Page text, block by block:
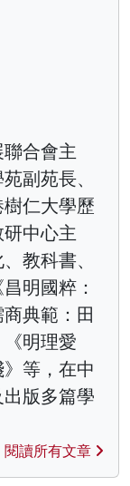
合會主
副苑長、
仁大學歷
中心主
教科書、
明國粹：
典範：田
明理愛
等，在中
版多篇學
閱讀所有文章